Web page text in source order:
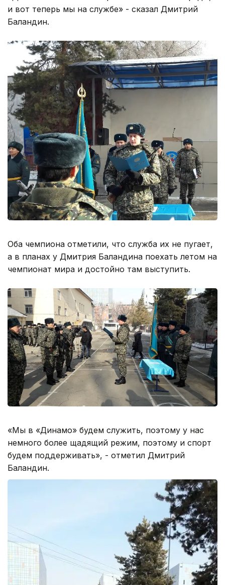
и вот теперь мы на службе» - сказал Дмитрий
Баландин.
Оба чемпиона отметили, что служба их не пугает,
а в планах у Дмитрия Баландина поехать летом на
чемпионат мира и достойно там выступить.
«Мы в «Динамо» будем служить, поэтому у нас
немного более щадящий режим, поэтому и спорт
будем поддерживать», - отметил Дмитрий
Баландин.